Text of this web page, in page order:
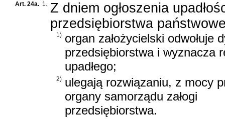
Art. 24a. 1. Z dniem ogłoszenia
przedsiębiorstwa
1) organ założycielski odwołuje
przedsiębiorstwa i wyznacza
upadłego;
2) ulegają rozwiązaniu, z mocy
organy samorządu załogi
przedsiębiorstwa.